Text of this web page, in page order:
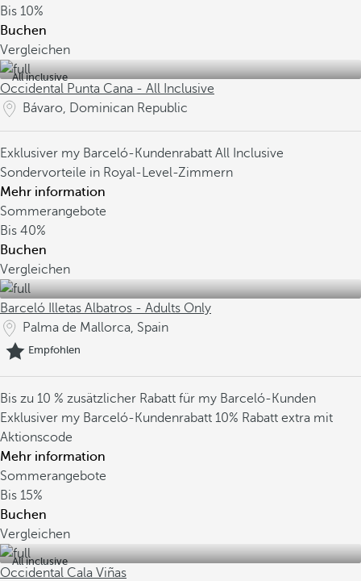
Bis 10%
Buchen
Vergleichen
All inclusive
Occidental Punta Cana - All Inclusive
Bávaro, Dominican Republic
Exklusiver my Barceló-Kundenrabatt All Inclusive
Sondervorteile in Royal-Level-Zimmern
Mehr information
Sommerangebote
Bis 40%
Buchen
Vergleichen
Barceló Illetas Albatros - Adults Only
Palma de Mallorca, Spain
Empfohlen
Bis zu 10 % zusätzlicher Rabatt für my Barceló-Kunden
Exklusiver my Barceló-Kundenrabatt 10% Rabatt extra mit
Aktionscode
Mehr information
Sommerangebote
Bis 15%
Buchen
Vergleichen
All inclusive
Occidental Cala Viñas